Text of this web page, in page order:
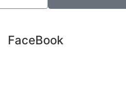
FaceBook